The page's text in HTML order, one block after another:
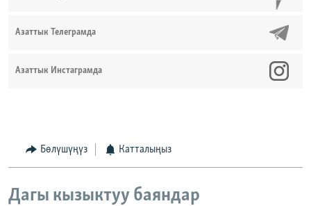
Азаттык Телеграмда
Азаттык Инстаграмда
Бөлүшүңүз Катталыңыз
Дагы кызыктуу баяндар